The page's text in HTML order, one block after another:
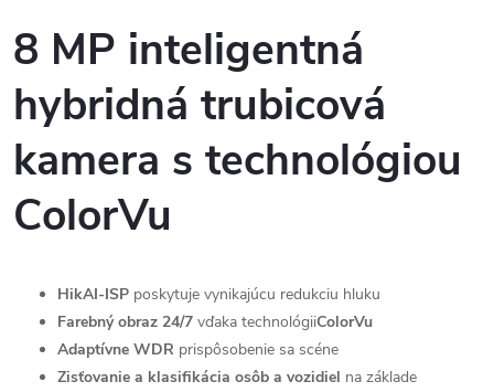
8 MP inteligentná
hybridná trubicová
kamera s technológiou
ColorVu
HikAI-ISP poskytuje vynikajúcu redukciu hluku
Farebný obraz 24/7 vďaka technológiiColorVu
Adaptívne WDR prispôsobenie sa scéne
Zisťovanie a klasifikácia osôb a vozidiel na základe